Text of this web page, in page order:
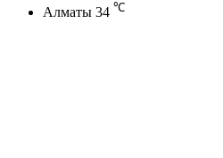
Алматы 34 ℃